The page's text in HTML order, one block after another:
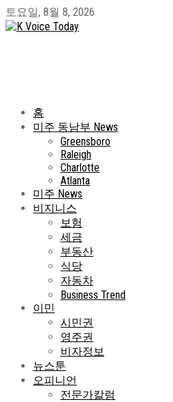
토요일, 8월 8, 2026
홈
미주 동남부 News
Greensboro
Raleigh
Charlotte
Atlanta
미주 News
비지니스
보험
세금
부동산
식당
자동차
Business Trend
이민
시민권
영주권
비자정보
뉴스툰
오피니언
전문가칼럼